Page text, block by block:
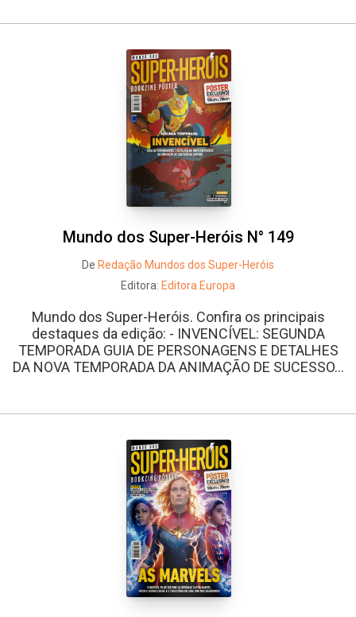
Mundo dos Super-Heróis N° 149
De Redação Mundos dos Super-Heróis
Editora: Editora Europa
Mundo dos Super-Heróis. Confira os principais
destaques da edição: - INVENCÍVEL: SEGUNDA
TEMPORADA GUIA DE PERSONAGENS E DETALHES
DA NOVA TEMPORADA DA ANIMAÇÃO DE SUCESSO...